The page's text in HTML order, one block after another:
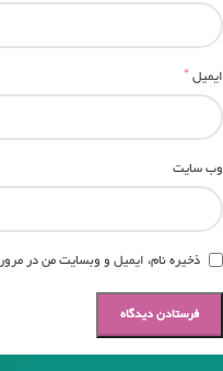
ایمیل*
وب‌ سایت
ذخیره نام، ایمیل و وبسایت من در